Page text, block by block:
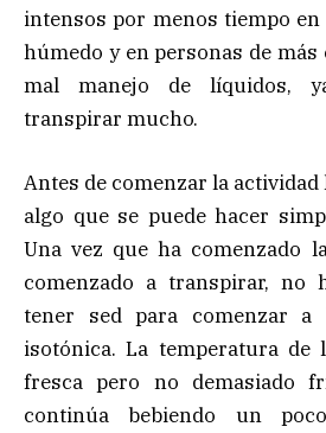
intensos por menos tiempo
húmedo y en personas de
mal manejo de líquidos,
transpirar mucho.
Antes de comenzar la
algo que se puede hacer
Una vez que ha comenzado
comenzado a transpirar, no
tener sed para comenzar a
isotónica. La temperatura de
fresca pero no demasiado
continúa bebiendo un